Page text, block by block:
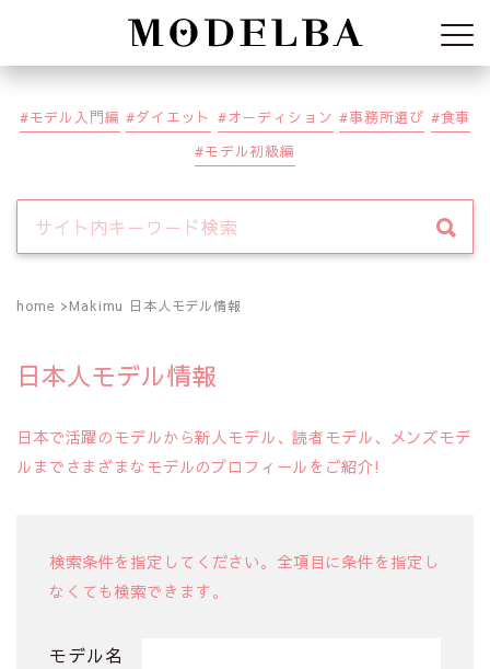
Modelba
モデル入門編 ダイエット オーディション 事務所選び
食事
モデル初級編
home Makimu 日本人モデル情報
日本人モデル情報
日本で活躍のモデルから新人モデル、読者モデル、メンズモデ
ルまでさまざまなモデルのプロフィールをご紹介!
検索条件を指定してください。全項目に条件を指定し
なくても検索できます。
モデル名